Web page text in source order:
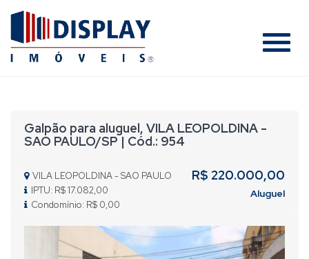
#
Galpão para aluguel, VILA LEOPOLDINA -
SAO PAULO/SP | Cód.: 954
VILA LEOPOLDINA - SAO PAULO
IPTU: R$ 17.082,00
Condomínio: R$ 0,00
R$ 220.000,00
Aluguel